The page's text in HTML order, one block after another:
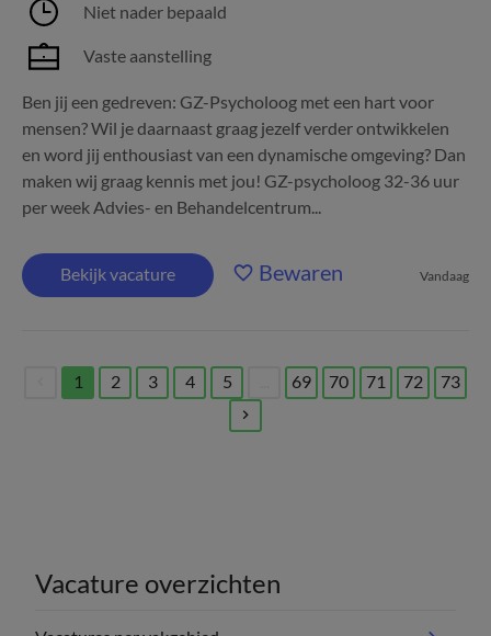
Niet nader bepaald
Vaste aanstelling
Ben jij een gedreven: GZ-Psycholoog met een hart voor
mensen? Wil je daarnaast graag jezelf verder ontwikkelen
en word jij enthousiast van een dynamische omgeving? Dan
maken wij graag kennis met jou! GZ-psycholoog 32-36 uur
per week Advies- en Behandelcentrum...
Bekijk vacature Bewaren Vandaag
1
(current)
2 3 4 5 69 70 71 72 73
Vacature overzichten